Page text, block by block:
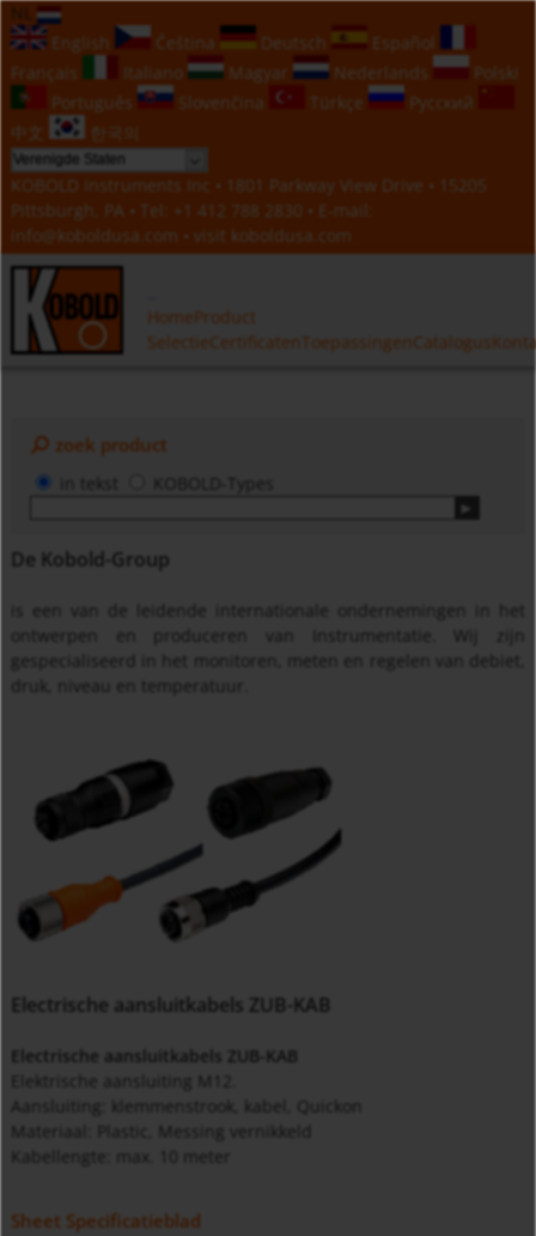
NL
English
Čeština Deutsch
Español
Français
Italiano Magyar Nederlands
Polski
Português
Slovenčina Türkçe
Русский
中文
한국의
KOBOLD Instruments Inc • 1801 Parkway View Drive • 15205
Pittsburgh, PA • Tel:
+1 412 788 2830 • E-mail:
info@koboldusa.com • visit koboldusa.com
HomeProduct
SelectieCertificaten Toepassingen Catalogus
zoek product
in tekst KOBOLD-Types
De Kobold-Group
is een van de leidende internationale ondernemingen in het
ontwerpen en produceren van Instrumentatie. Wij zijn
gespecialiseerd in het monitoren, meten en regelen van debiet,
druk, niveau en temperatuur.
Electrische aansluitkabels ZUB-KAB
Electrische aansluitkabels ZUB-KAB
Elektrische aansluiting M12.
Aansluiting: klemmenstrook, kabel, Quickon
Materiaal: Plastic, Messing vernikkeld
Kabellengte: max. 10 meter
Sheet Specificatieblad